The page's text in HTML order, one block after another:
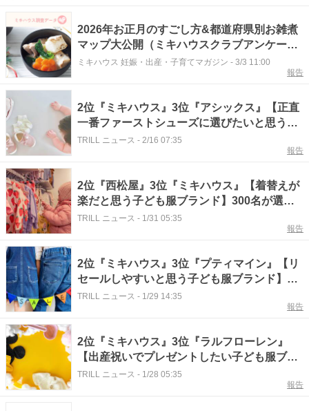
2026年お正月のすごし方&都道府県別お雑煮
マップ大公開（ミキハウスクラブアンケート
調査）
ミキハウス 妊娠・出産・子育てマガジン - 3/3 11:00
報告
2位『ミキハウス』3位『アシックス』【正直
一番ファーストシューズに選びたいと思う靴
ブランド】300名が選ぶ1位に「歩きやすさを
TRILL ニュース - 2/16 07:35
報告
2位『西松屋』3位『ミキハウス』【着替えが
楽だと思う子ども服ブランド】300名が選ぶ1
位に「伸び感も程よい」「親の負担が減る」
TRILL ニュース - 1/31 05:35
報告
2位『ミキハウス』3位『プティマイン』【リ
セールしやすいと思う子ども服ブランド】
300名が選ぶ1位に「経年変化も楽しめる」
TRILL ニュース - 1/29 14:35
報告
2位『ミキハウス』3位『ラルフローレン』
【出産祝いでプレゼントしたい子ども服ブラ
ンド】300名が選ぶ1位に「上質で肌触りが良
TRILL ニュース - 1/28 05:35
報告